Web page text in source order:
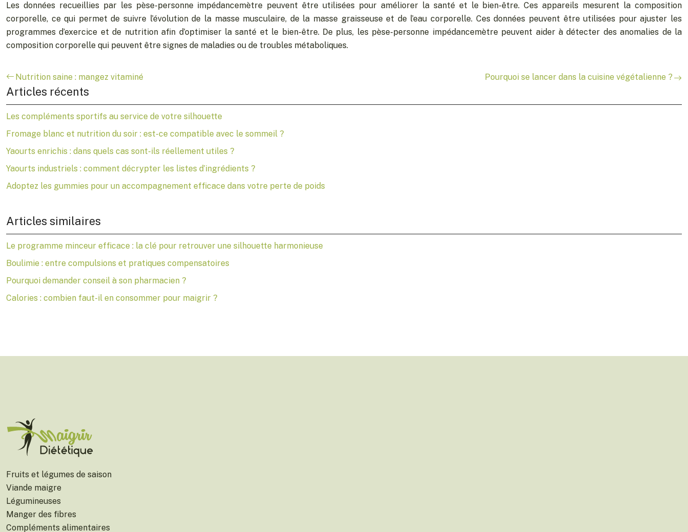
Les données recueillies par les pèse-personne impédancemètre peuvent être utilisées pour améliorer la santé et le bien-être. Ces appareils mesurent la composition
corporelle, ce qui permet de suivre l’évolution de la masse musculaire, de la masse graisseuse et de l’eau corporelle. Ces données peuvent être utilisées pour ajuster les
programmes d’exercice et de nutrition afin d’optimiser la santé et le bien-être. De plus, les pèse-personne impédancemètre peuvent aider à détecter des anomalies de la
composition corporelle qui peuvent être signes de maladies ou de troubles métaboliques.
Nutrition saine : mangez vitaminé Pourquoi se lancer dans la cuisine végétalienne ?
Articles récents
Les compléments sportifs au service de votre silhouette
Fromage blanc et nutrition du soir : est-ce compatible avec le sommeil ?
Yaourts enrichis : dans quels cas sont-ils réellement utiles ?
Yaourts industriels : comment décrypter les listes d’ingrédients ?
Adoptez les gummies pour un accompagnement efficace dans votre perte de poids
Articles similaires
Le programme minceur efficace : la clé pour retrouver une silhouette harmonieuse
Boulimie : entre compulsions et pratiques compensatoires
Pourquoi demander conseil à son pharmacien ?
Calories : combien faut-il en consommer pour maigrir ?
Fruits et légumes de saison
Viande maigre
Légumineuses
Manger des fibres
Compléments alimentaires